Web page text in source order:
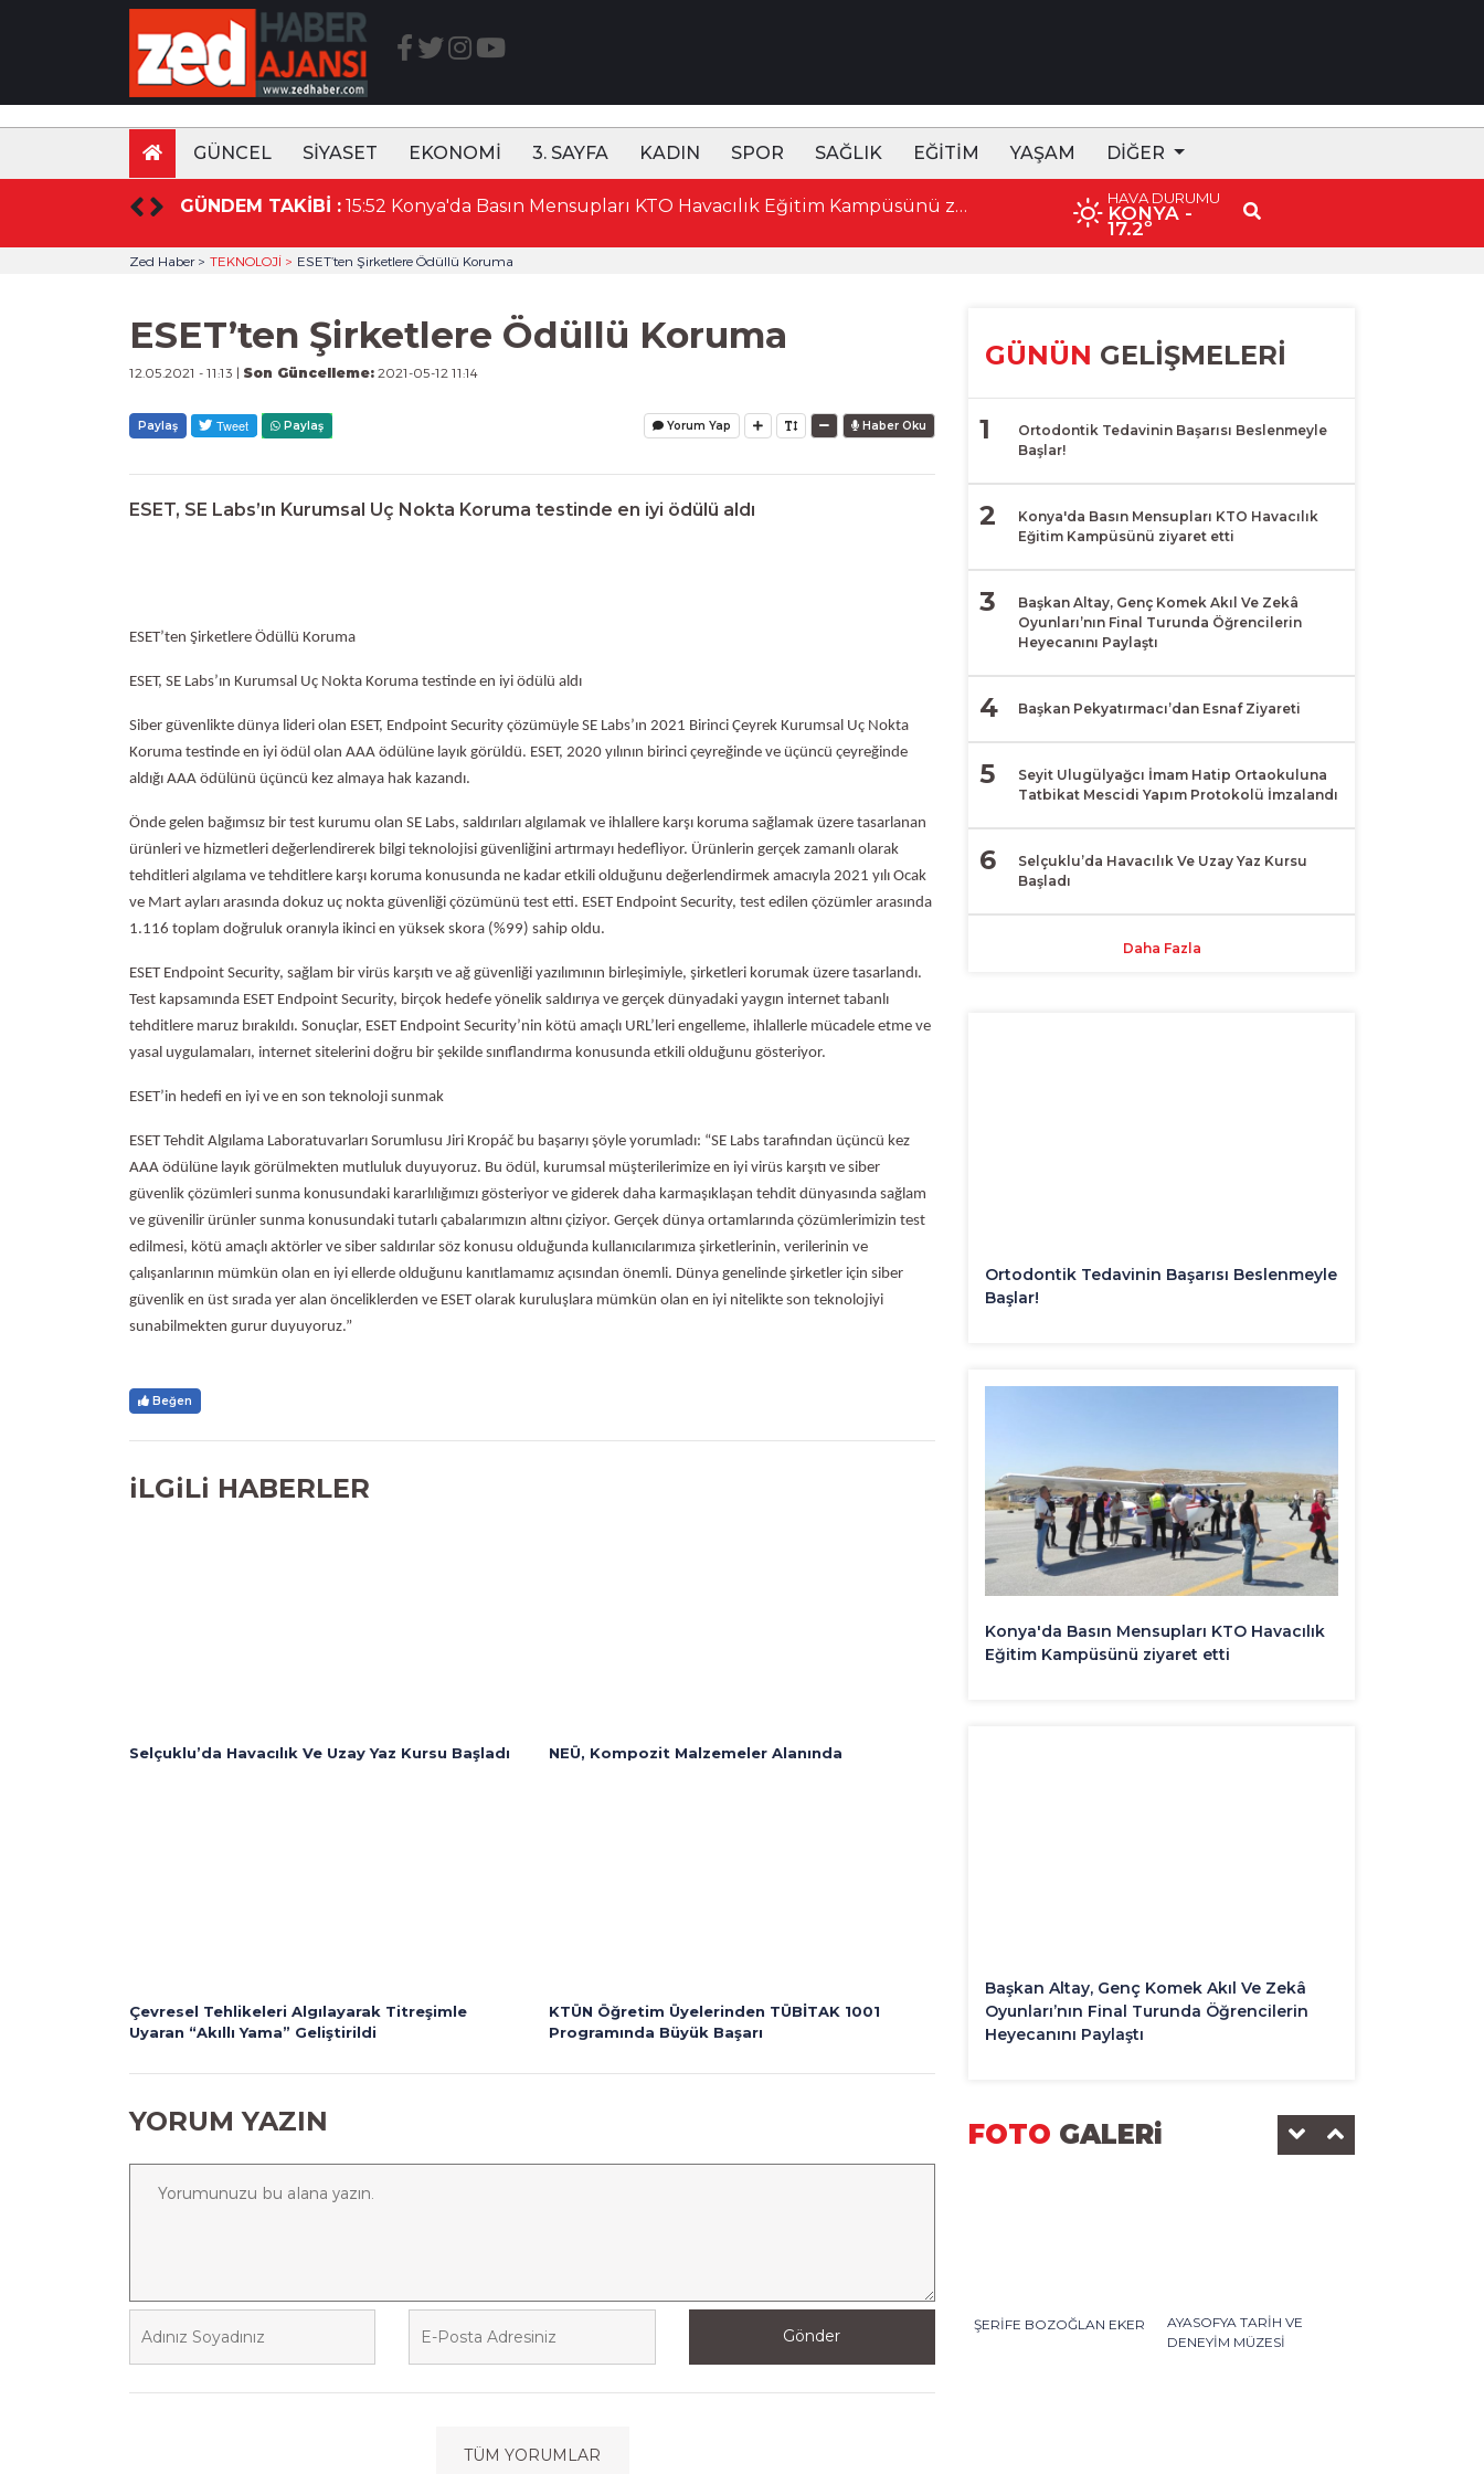
GÜNCEL SİYASET EKONOMİ 3. SAYFA KADIN SPOR SAĞLIK EĞİTİM YAŞAM DIĞER
GÜNDEM TAKİBİ :
Beslenmeyle Başlar! 15:52 Konya'da Basın Mensupları KTO Havacılık Eğitim Kampüsünü ziyaret etti HAVA DURUMU
KONYA -
17.2º
Zed Haber > TEKNOLOJİ > ESET’ten Şirketlere Ödüllü Koruma
ESET’ten Şirketlere Ödüllü Koruma
12.05.2021 - 11:13 | Son Güncelleme: 2021-05-12 11:14
Paylaş Paylaş Yorum Yap Haber Oku
ESET, SE Labs’ın Kurumsal Uç Nokta Koruma testinde en iyi ödülü aldı
ESET’ten Şirketlere Ödüllü Koruma
ESET, SE Labs’ın Kurumsal Uç Nokta Koruma testinde en iyi ödülü aldı
Siber güvenlikte dünya lideri olan ESET, Endpoint Security çözümüyle SE Labs’ın 2021 Birinci Çeyrek Kurumsal Uç Nokta
Koruma testinde en iyi ödül olan AAA ödülüne layık görüldü. ESET, 2020 yılının birinci çeyreğinde ve üçüncü çeyreğinde
aldığı AAA ödülünü üçüncü kez almaya hak kazandı.
Önde gelen bağımsız bir test kurumu olan SE Labs, saldırıları algılamak ve ihlallere karşı koruma sağlamak üzere tasarlanan
ürünleri ve hizmetleri değerlendirerek bilgi teknolojisi güvenliğini artırmayı hedefliyor. Ürünlerin gerçek zamanlı olarak
tehditleri algılama ve tehditlere karşı koruma konusunda ne kadar etkili olduğunu değerlendirmek amacıyla 2021 yılı Ocak
ve Mart ayları arasında dokuz uç nokta güvenliği çözümünü test etti. ESET Endpoint Security, test edilen çözümler arasında
1.116 toplam doğruluk oranıyla ikinci en yüksek skora (%99) sahip oldu.
ESET Endpoint Security, sağlam bir virüs karşıtı ve ağ güvenliği yazılımının birleşimiyle, şirketleri korumak üzere tasarlandı.
Test kapsamında ESET Endpoint Security, birçok hedefe yönelik saldırıya ve gerçek dünyadaki yaygın internet tabanlı
tehditlere maruz bırakıldı. Sonuçlar, ESET Endpoint Security’nin kötü amaçlı URL’leri engelleme, ihlallerle mücadele etme ve
yasal uygulamaları, internet sitelerini doğru bir şekilde sınıflandırma konusunda etkili olduğunu gösteriyor.
ESET’in hedefi en iyi ve en son teknoloji sunmak
ESET Tehdit Algılama Laboratuvarları Sorumlusu Jiri Kropáč bu başarıyı şöyle yorumladı: “SE Labs tarafından üçüncü kez
AAA ödülüne layık görülmekten mutluluk duyuyoruz. Bu ödül, kurumsal müşterilerimize en iyi virüs karşıtı ve siber
güvenlik çözümleri sunma konusundaki kararlılığımızı gösteriyor ve giderek daha karmaşıklaşan tehdit dünyasında sağlam
ve güvenilir ürünler sunma konusundaki tutarlı çabalarımızın altını çiziyor. Gerçek dünya ortamlarında çözümlerimizin test
edilmesi, kötü amaçlı aktörler ve siber saldırılar söz konusu olduğunda kullanıcılarımıza şirketlerinin, verilerinin ve
çalışanlarının mümkün olan en iyi ellerde olduğunu kanıtlamamız açısından önemli. Dünya genelinde şirketler için siber
güvenlik en üst sırada yer alan önceliklerden ve ESET olarak kuruluşlara mümkün olan en iyi nitelikte son teknolojiyi
sunabilmekten gurur duyuyoruz.”
Beğen
iLGiLi HABERLER
Selçuklu’da Havacılık Ve Uzay Yaz Kursu Başladı NEÜ, Kompozit Malzemeler Alanında
Çevresel Tehlikeleri Algılayarak Titreşimle
Uyaran “Akıllı Yama” Geliştirildi
KTÜN Öğretim Üyelerinden TÜBİTAK 1001
Programında Büyük Başarı
YORUM YAZIN
Gönder
TÜM YORUMLAR
GÜNÜN GELİŞMELERİ
1
Ortodontik Tedavinin Başarısı Beslenmeyle
Başlar!
2
Konya'da Basın Mensupları KTO Havacılık
Eğitim Kampüsünü ziyaret etti
3
Başkan Altay, Genç Komek Akıl Ve Zekâ
Oyunları’nın Final Turunda Öğrencilerin
Heyecanını Paylaştı
4 Başkan Pekyatırmacı’dan Esnaf Ziyareti
5
Seyit Ulugülyağcı İmam Hatip Ortaokuluna
Tatbikat Mescidi Yapım Protokolü İmzalandı
6
Selçuklu’da Havacılık Ve Uzay Yaz Kursu
Başladı
Daha Fazla
Ortodontik Tedavinin Başarısı Beslenmeyle
Başlar!
Konya'da Basın Mensupları KTO Havacılık
Eğitim Kampüsünü ziyaret etti
Başkan Altay, Genç Komek Akıl Ve Zekâ
Oyunları’nın Final Turunda Öğrencilerin
Heyecanını Paylaştı
FOTO GALERi
ŞERİFE BOZOĞLAN EKER
AYASOFYA TARİH VE
DENEYİM MÜZESİ